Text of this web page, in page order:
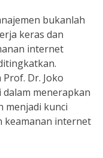
bukanlah
keras dan
internet
Dr. Joko
dalam menerapkan
menjadi kunci
keamanan internet